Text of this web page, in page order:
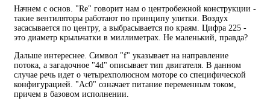
Начнем с основ. "Re" говорит нам о центробежной конструкции -
такие вентиляторы работают по принципу улитки. Воздух
засасывается по центру, а выбрасывается по краям. Цифра 225 -
это диаметр крыльчатки в миллиметрах. Не маленький, правда?
Дальше интереснее. Символ "f" указывает на направление
потока, а загадочное "4d" описывает тип двигателя. В данном
случае речь идет о четырехполюсном моторе со специфической
конфигурацией. "Ac0" означает питание переменным током,
причем в базовом исполнении.